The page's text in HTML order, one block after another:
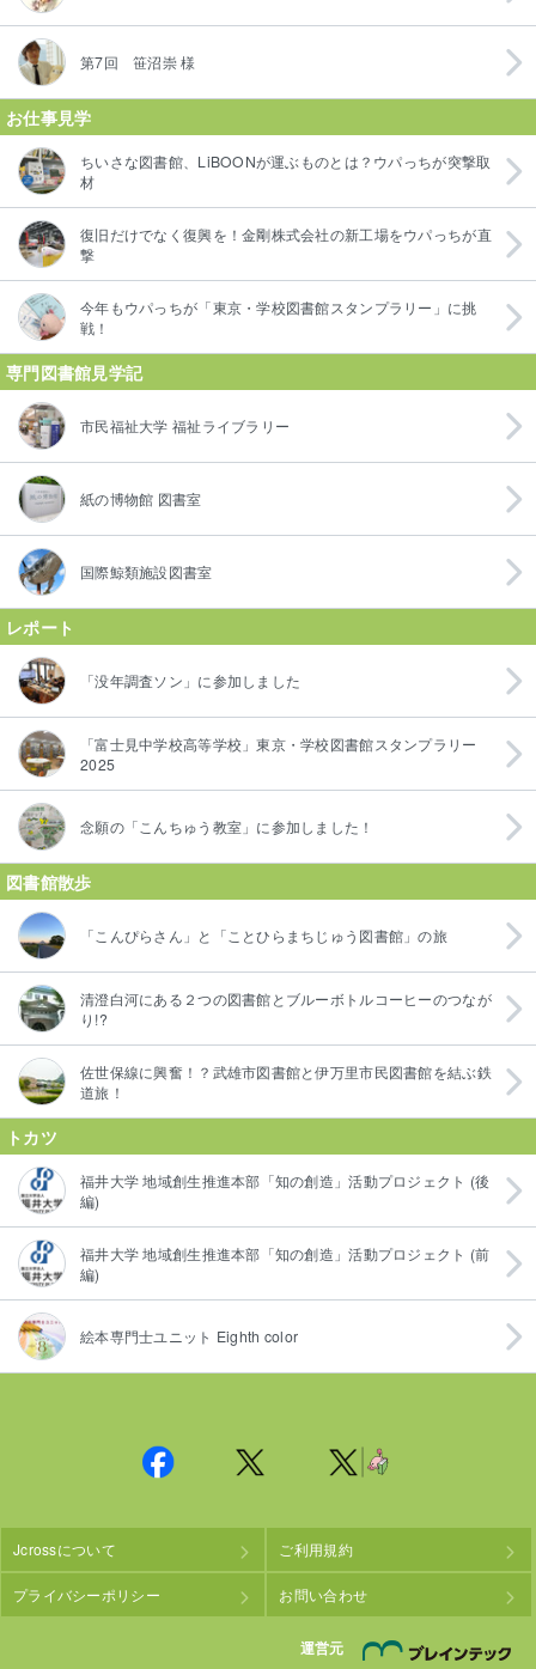
第7回 笹沼崇 様
お仕事見学
ちいさな図書館、LiBOONが運ぶものとは？ウパっちが突撃取
材
復旧だけでなく復興を！金剛株式会社の新工場をウパっちが直
撃
今年もウパっちが「東京・学校図書館スタンプラリー」に挑
戦！
専門図書館見学記
市民福祉大学 福祉ライブラリー
紙の博物館 図書室
国際鯨類施設図書室
レポート
「没年調査ソン」に参加しました
「富士見中学校高等学校」東京・学校図書館スタンプラリー
2025
念願の「こんちゅう教室」に参加しました！
図書館散歩
「こんぴらさん」と「ことひらまちじゅう図書館」の旅
清澄白河にある２つの図書館とブルーボトルコーヒーのつなが
り!?
佐世保線に興奮！？武雄市図書館と伊万里市民図書館を結ぶ鉄
道旅！
トカツ
福井大学 地域創生推進本部「知の創造」活動プロジェクト (後
編)
福井大学 地域創生推進本部「知の創造」活動プロジェクト (前
編)
絵本専門士ユニット Eighth color
Jcrossについて ご利用規約
プライバシーポリシー お問い合わせ
運営元